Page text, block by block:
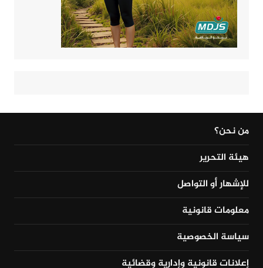
من نحن؟
هيئة التحرير
للإشهار أو التواصل
معلومات قانونية
سياسة الخصوصية
إعلانات قانونية وإدارية وقضائية